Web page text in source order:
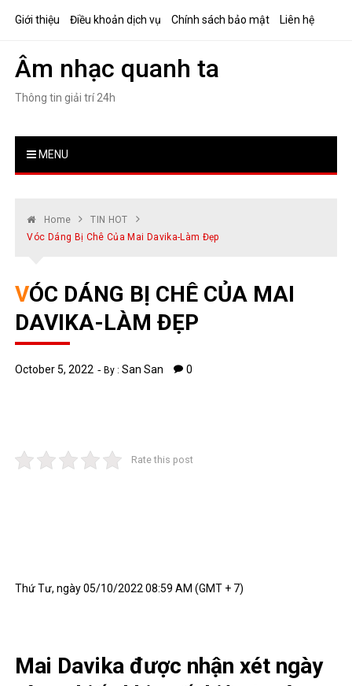
Giới thiệu Điều khoản dịch vụ Chính sách bảo mật Liên hệ
Âm nhạc quanh ta
Thông tin giải trí 24h
MENU
Home
TIN HOT
Vóc Dáng Bị Chê Của Mai Davika-Làm Đẹp
VÓC DÁNG BỊ CHÊ CỦA MAI
DAVIKA-LÀM ĐẸP
October 5, 2022 By :San San 0
Rate this post
Thứ Tư, ngày 05/10/2022 08:59 AM (GMT + 7)
Mai Davika được nhận xét ngày